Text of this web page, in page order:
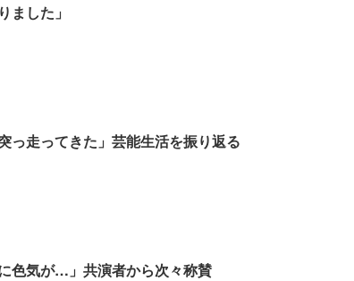
ました」
っ走ってきた」芸能生活を振り返る
色気が…」共演者から次々称賛